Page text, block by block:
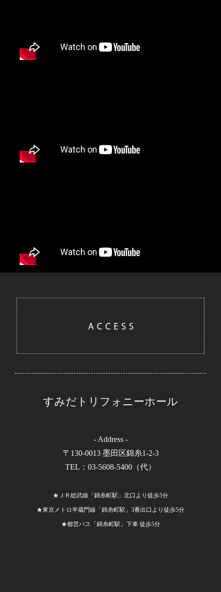
すみだトリフォニーホール
- Address -
〒130-0013 墨田区錦糸1-2-3
TEL：03-5608-5400（代）
★ＪＲ総武線「錦糸町駅」北口より徒歩5分
★東京メトロ半蔵門線「錦糸町駅」3番出口より徒歩5分
★都営バス「錦糸町駅」下車 徒歩5分